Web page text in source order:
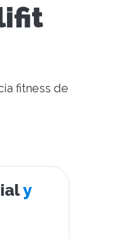
fitness de
y